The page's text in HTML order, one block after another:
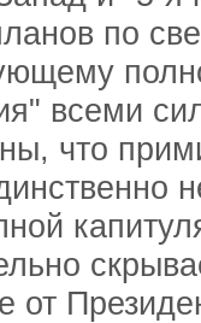
по
всеми
что
от